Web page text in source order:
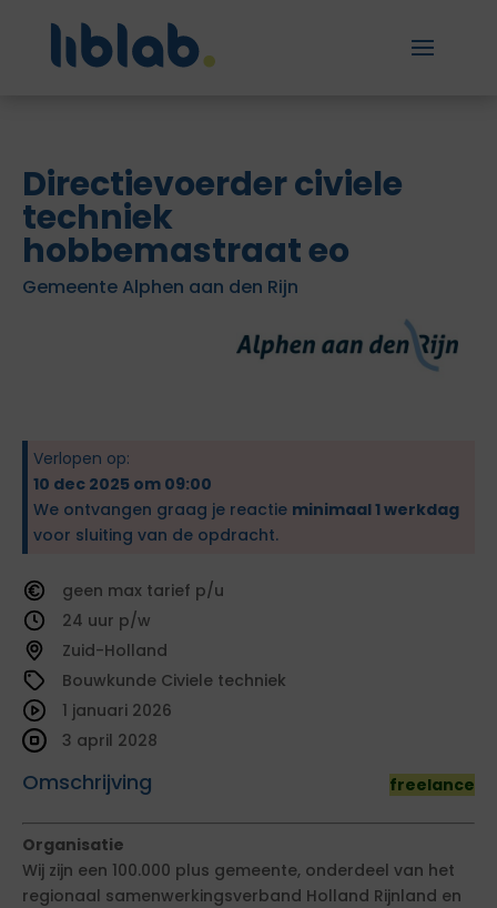
Directievoerder civiele
techniek
hobbemastraat eo
Gemeente Alphen aan den Rijn
Verlopen op:
10 dec 2025 om 09:00
We ontvangen graag je reactie minimaal 1 werkdag
voor sluiting van de opdracht.
geen
tarief
24
Zuid-Holland
Bouwkunde Civiele techniek
Omschrijving freelance
1 januari 2026
3 april 2028
Organisatie
Wij zijn een 100.000 plus gemeente, onderdeel van het
regionaal samenwerkingsverband Holland Rijnland en